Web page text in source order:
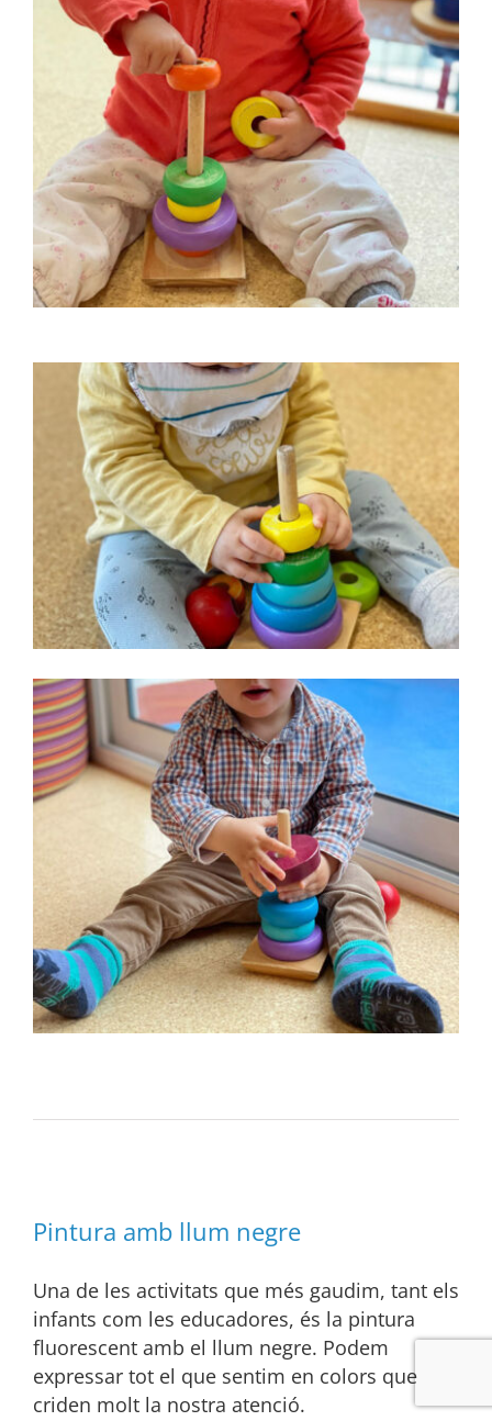
Pintura amb llum negre
Una de les activitats que més gaudim, tant els
infants com les educadores, és la pintura
fluorescent amb el llum negre. Podem
expressar tot el que sentim en colors que
criden molt la nostra atenció.